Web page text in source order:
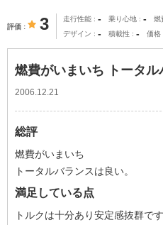
評価 3 走行性能 - 乗り心地 - 燃
デザイン - 積載性 - 価格
燃費がいまいち トータル
2006.12.21
総評
燃費がいまいち
トータルバランスは良い。
満足している点
トルクは十分あり安定感抜群で